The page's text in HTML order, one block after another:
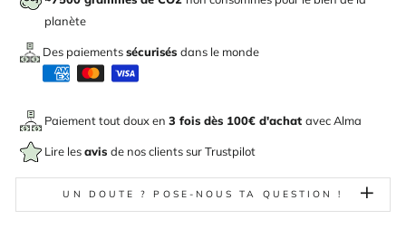
planète
Des paiementssécurisés dans le monde
Paiement tout doux en 3 fois dès 100€ d'achat avecAlma
Lire lesavis de nos clients sur Trustpilot
UN DOUTE ? POSE-NOUS TA QUESTION !